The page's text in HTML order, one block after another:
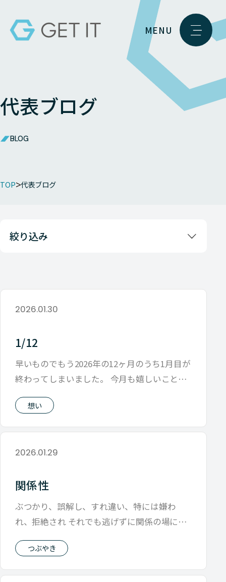
MENU
代表ブログ
BLOG
TOP 代表ブログ
絞り込み
2026.01.30
1/12
早いものでもう2026年の12ヶ月のうち1月目が
終わってしまいました。 今月も嬉しいこと
想い
2026.01.29
関係性
ぶつかり、誤解し、すれ違い、特には嫌わ
れ、拒絶され それでも逃げずに関係の場に立
つぶやき